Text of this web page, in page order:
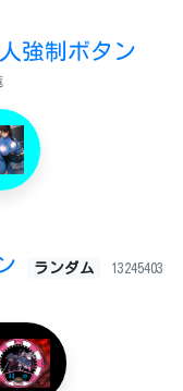
強制ボタン
ランダム 13245403